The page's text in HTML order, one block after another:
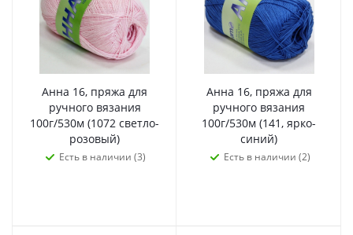
Анна 16, пряжа для
ручного вязания
100г/530м (1072 светло-
розовый)
Есть в наличии (3)
Анна 16, пряжа для
ручного вязания
100г/530м (141, ярко-
синий)
Есть в наличии (2)